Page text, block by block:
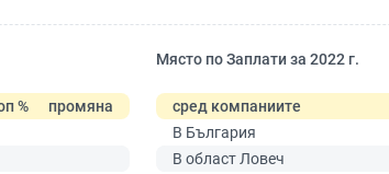
%
промяна
Място по Заплати за 2022 г.
сред компаниите
В България
В област Ловеч